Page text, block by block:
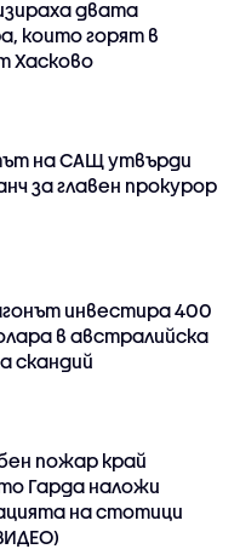
двата
които горят в
Хасково
на САЩ утвърди
за главен прокурор
инвестира 400
в австралийска
скандий
пожар край
Гарда наложи
на стотици